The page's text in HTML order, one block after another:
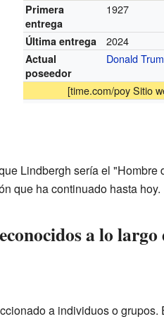
Primera
entrega
1927
Última entrega 2024
Actual
poseedor
Donald
[time.com/poySitio
Lindbergh sería el "Hombre
que ha continuado hasta hoy.
a lo largo
a individuos o grupos.